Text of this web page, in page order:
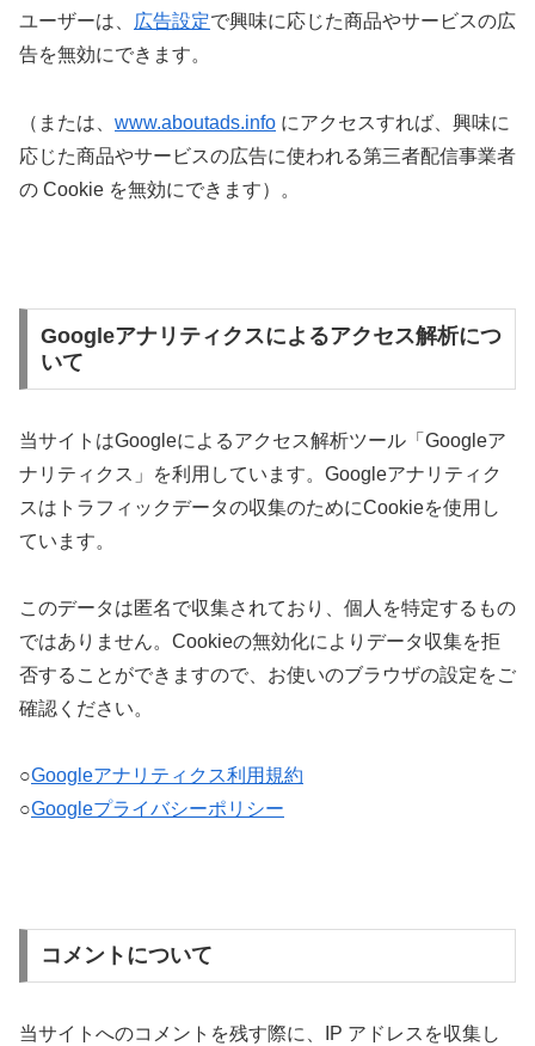
ユーザーは、 広告設定で興味に応じた商品やサービスの広
告を無効にできます。
（または、 www.aboutads.info にアクセスすれば、興味に
応じた商品やサービスの広告に使われる第三者配信事業者
の Cookie を無効にできます）。
Googleアナリティクスによるアクセス解析につ
いて
当サイトはGoogleによるアクセス解析ツール「Googleア
ナリティクス」を利用しています。Googleアナリティク
スはトラフィックデータの収集のためにCookieを使用し
ています。
このデータは匿名で収集されており、個人を特定するもの
ではありません。Cookieの無効化によりデータ収集を拒
否することができますので、お使いのブラウザの設定をご
確認ください。
○Googleアナリティクス利用規約
○Googleプライバシーポリシー
コメントについて
当サイトへのコメントを残す際に、IP アドレスを収集し